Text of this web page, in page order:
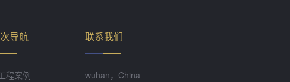
导航
程案例
联系我们
wuhan，China